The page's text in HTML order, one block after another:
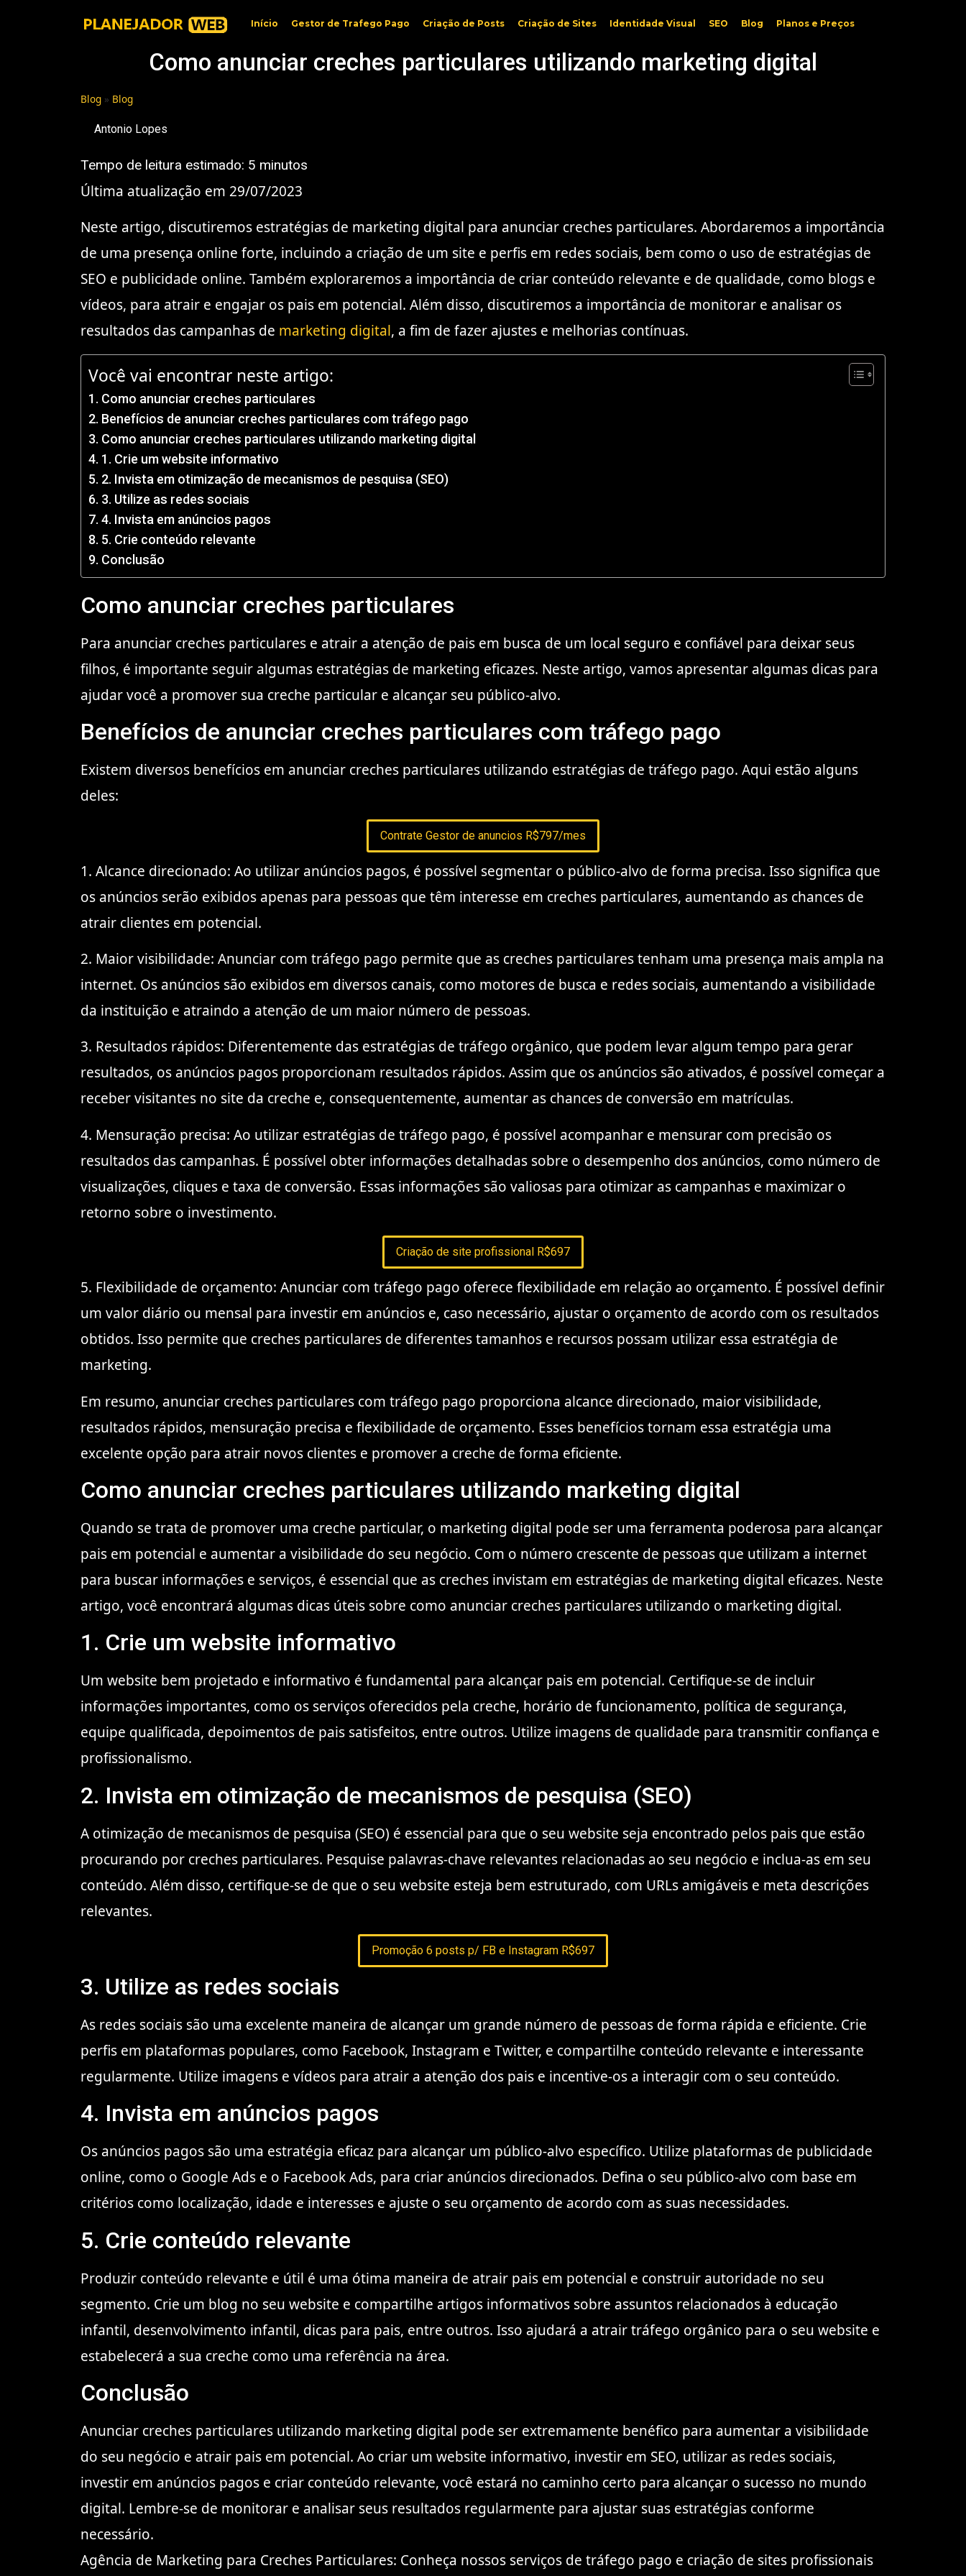
Início Gestor de Trafego Pago Criação de Posts Criação de Sites Identidade Visual SEO Blog Planos e Preços
Como anunciar creches particulares utilizando marketing digital
Blog » Blog
Antonio Lopes
Tempo de leitura estimado: 5 minutos
Última atualização em 29/07/2023
Neste artigo, discutiremos estratégias de marketing digital para anunciar creches particulares. Abordaremos a importância
de uma presença online forte, incluindo a criação de um site e perfis em redes sociais, bem como o uso de estratégias de
SEO e publicidade online. Também exploraremos a importância de criar conteúdo relevante e de qualidade, como blogs e
vídeos, para atrair e engajar os pais em potencial. Além disso, discutiremos a importância de monitorar e analisar os
resultados das campanhas de marketing digital, a fim de fazer ajustes e melhorias contínuas.
Você vai encontrar neste artigo:
Como anunciar creches particulares
Benefícios de anunciar creches particulares com tráfego pago
Como anunciar creches particulares utilizando marketing digital
1. Crie um website informativo
2. Invista em otimização de mecanismos de pesquisa (SEO)
3. Utilize as redes sociais
4. Invista em anúncios pagos
5. Crie conteúdo relevante
Conclusão
Como anunciar creches particulares
Para anunciar creches particulares e atrair a atenção de pais em busca de um local seguro e confiável para deixar seus
filhos, é importante seguir algumas estratégias de marketing eficazes. Neste artigo, vamos apresentar algumas dicas para
ajudar você a promover sua creche particular e alcançar seu público-alvo.
Benefícios de anunciar creches particulares com tráfego pago
Existem diversos benefícios em anunciar creches particulares utilizando estratégias de tráfego pago. Aqui estão alguns
deles:
Contrate Gestor de anuncios R$797/mes
1. Alcance direcionado: Ao utilizar anúncios pagos, é possível segmentar o público-alvo de forma precisa. Isso significa que
os anúncios serão exibidos apenas para pessoas que têm interesse em creches particulares, aumentando as chances de
atrair clientes em potencial.
2. Maior visibilidade: Anunciar com tráfego pago permite que as creches particulares tenham uma presença mais ampla na
internet. Os anúncios são exibidos em diversos canais, como motores de busca e redes sociais, aumentando a visibilidade
da instituição e atraindo a atenção de um maior número de pessoas.
3. Resultados rápidos: Diferentemente das estratégias de tráfego orgânico, que podem levar algum tempo para gerar
resultados, os anúncios pagos proporcionam resultados rápidos. Assim que os anúncios são ativados, é possível começar a
receber visitantes no site da creche e, consequentemente, aumentar as chances de conversão em matrículas.
4. Mensuração precisa: Ao utilizar estratégias de tráfego pago, é possível acompanhar e mensurar com precisão os
resultados das campanhas. É possível obter informações detalhadas sobre o desempenho dos anúncios, como número de
visualizações, cliques e taxa de conversão. Essas informações são valiosas para otimizar as campanhas e maximizar o
retorno sobre o investimento.
Criação de site profissional R$697
5. Flexibilidade de orçamento: Anunciar com tráfego pago oferece flexibilidade em relação ao orçamento. É possível definir
um valor diário ou mensal para investir em anúncios e, caso necessário, ajustar o orçamento de acordo com os resultados
obtidos. Isso permite que creches particulares de diferentes tamanhos e recursos possam utilizar essa estratégia de
marketing.
Em resumo, anunciar creches particulares com tráfego pago proporciona alcance direcionado, maior visibilidade,
resultados rápidos, mensuração precisa e flexibilidade de orçamento. Esses benefícios tornam essa estratégia uma
excelente opção para atrair novos clientes e promover a creche de forma eficiente.
Como anunciar creches particulares utilizando marketing digital
Quando se trata de promover uma creche particular, o marketing digital pode ser uma ferramenta poderosa para alcançar
pais em potencial e aumentar a visibilidade do seu negócio. Com o número crescente de pessoas que utilizam a internet
para buscar informações e serviços, é essencial que as creches invistam em estratégias de marketing digital eficazes. Neste
artigo, você encontrará algumas dicas úteis sobre como anunciar creches particulares utilizando o marketing digital.
1. Crie um website informativo
Um website bem projetado e informativo é fundamental para alcançar pais em potencial. Certifique-se de incluir
informações importantes, como os serviços oferecidos pela creche, horário de funcionamento, política de segurança,
equipe qualificada, depoimentos de pais satisfeitos, entre outros. Utilize imagens de qualidade para transmitir confiança e
profissionalismo.
2. Invista em otimização de mecanismos de pesquisa (SEO)
A otimização de mecanismos de pesquisa (SEO) é essencial para que o seu website seja encontrado pelos pais que estão
procurando por creches particulares. Pesquise palavras-chave relevantes relacionadas ao seu negócio e inclua-as em seu
conteúdo. Além disso, certifique-se de que o seu website esteja bem estruturado, com URLs amigáveis e meta descrições
relevantes.
Promoção 6 posts p/ FB e Instagram R$697
3. Utilize as redes sociais
As redes sociais são uma excelente maneira de alcançar um grande número de pessoas de forma rápida e eficiente. Crie
perfis em plataformas populares, como Facebook, Instagram e Twitter, e compartilhe conteúdo relevante e interessante
regularmente. Utilize imagens e vídeos para atrair a atenção dos pais e incentive-os a interagir com o seu conteúdo.
4. Invista em anúncios pagos
Os anúncios pagos são uma estratégia eficaz para alcançar um público-alvo específico. Utilize plataformas de publicidade
online, como o Google Ads e o Facebook Ads, para criar anúncios direcionados. Defina o seu público-alvo com base em
critérios como localização, idade e interesses e ajuste o seu orçamento de acordo com as suas necessidades.
5. Crie conteúdo relevante
Produzir conteúdo relevante e útil é uma ótima maneira de atrair pais em potencial e construir autoridade no seu
segmento. Crie um blog no seu website e compartilhe artigos informativos sobre assuntos relacionados à educação
infantil, desenvolvimento infantil, dicas para pais, entre outros. Isso ajudará a atrair tráfego orgânico para o seu website e
estabelecerá a sua creche como uma referência na área.
Conclusão
Anunciar creches particulares utilizando marketing digital pode ser extremamente benéfico para aumentar a visibilidade
do seu negócio e atrair pais em potencial. Ao criar um website informativo, investir em SEO, utilizar as redes sociais,
investir em anúncios pagos e criar conteúdo relevante, você estará no caminho certo para alcançar o sucesso no mundo
digital. Lembre-se de monitorar e analisar seus resultados regularmente para ajustar suas estratégias conforme
necessário.
Agência de Marketing para Creches Particulares: Conheça nossos serviços de tráfego pago e criação de sites profissionais